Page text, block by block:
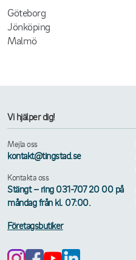
Göteborg
Jönköping
Malmö
Vi hjälper dig!
Mejla oss
kontakt@tingstad.se
Kontakta oss
Stängt – ring 031-707 20 00 på
måndag från kl. 07:00.
Företagsbutiker